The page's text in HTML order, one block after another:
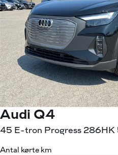
Audi Q4
45 E-tron Progress 286HK
Antal kørte km